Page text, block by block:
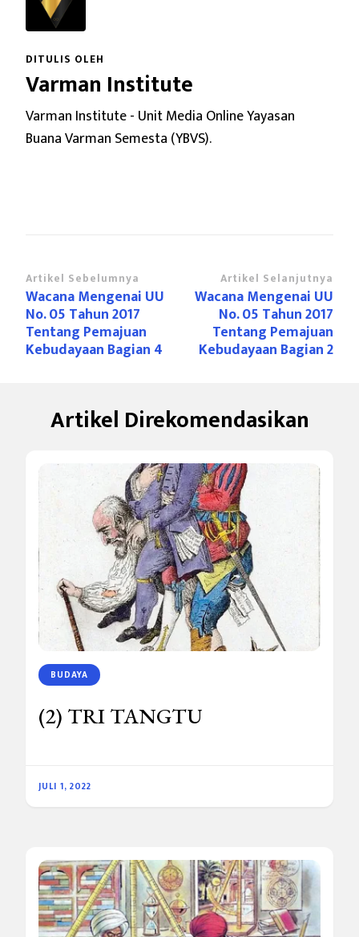
DITULIS OLEH
Varman Institute
Varman Institute - Unit Media Online Yayasan
Buana Varman Semesta (YBVS).
Navigasi
Artikel
Artikel Sebelumnya
Wacana Mengenai UU
No. 05 Tahun 2017
Tentang Pemajuan
Kebudayaan Bagian 4
Artikel Selanjutnya
Wacana Mengenai UU
No. 05 Tahun 2017
Tentang Pemajuan
Kebudayaan Bagian 2
Artikel Direkomendasikan
BUDAYA
(2) TRI TANGTU
JULI 1, 2022